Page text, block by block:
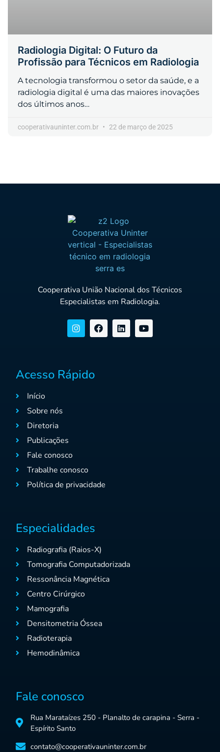
Radiologia Digital: O Futuro da
Profissão para Técnicos em Radiologia
A tecnologia transformou o setor da saúde, e a
radiologia digital é uma das maiores inovações
dos últimos anos…
cooperativauninter.com.br 22 de março de 2025
Cooperativa União Nacional dos Técnicos
Especialistas em Radiologia.
Acesso Rápido
Início
Sobre nós
Diretoria
Publicações
Fale conosco
Trabalhe conosco
Política de privacidade
Especialidades
Radiografia (Raios-X)
Tomografia Computadorizada
Ressonância Magnética
Centro Cirúrgico
Mamografia
Densitometria Óssea
Radioterapia
Hemodinâmica
Fale conosco
Rua Marataízes 250 - Planalto de carapina - Serra -
Espírito Santo
contato@cooperativauninter.com.br